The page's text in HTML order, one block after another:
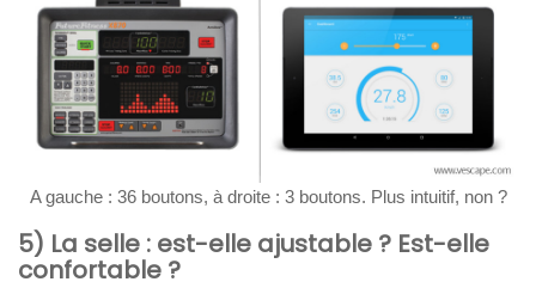
A gauche : 36 boutons, à droite : 3 boutons. Plus intuitif, non ?
5) La selle : est-elle ajustable ? Est-elle
confortable ?